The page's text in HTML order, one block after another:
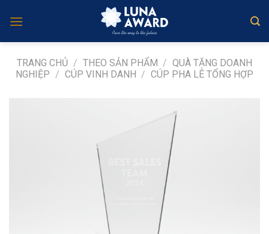
TRANG CHỦ / THEO SẢN PHẨM / QUÀ TẶNG DOANH
NGHIỆP / CÚP VINH DANH / CÚP PHA LÊ TỔNG HỢP